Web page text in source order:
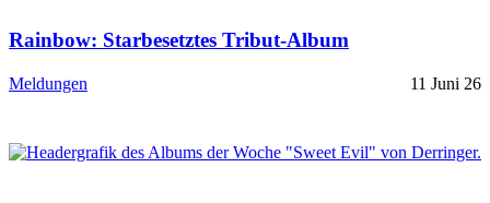
Rainbow: Starbesetztes Tribut-Album
Meldungen 11 Juni 26